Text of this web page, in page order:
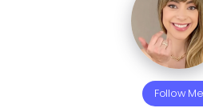
Follow Me